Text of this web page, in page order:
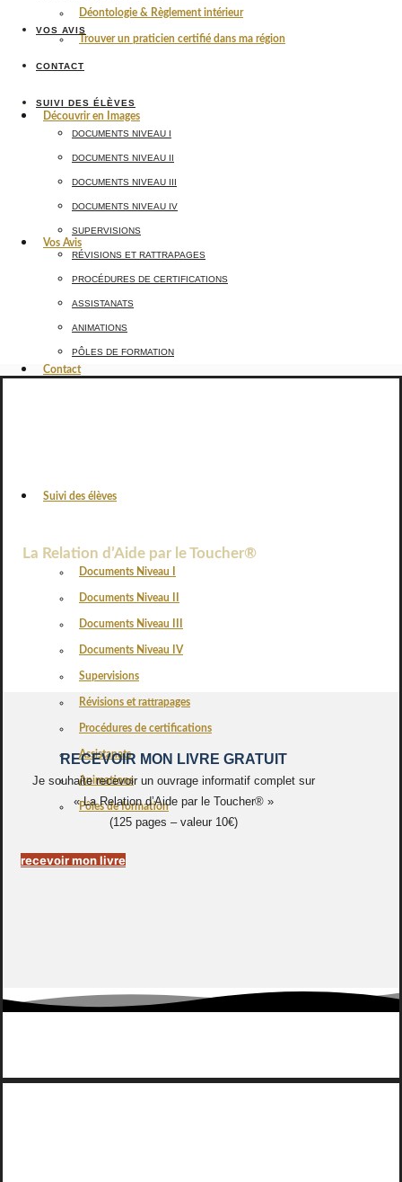
Déontologie & Règlement intérieur
Trouver un praticien certifié dans ma région
Découvrir en Images
Vos Avis
Contact
Suivi des élèves
Documents Niveau I
Documents Niveau II
Documents Niveau III
Documents Niveau IV
Supervisions
Révisions et rattrapages
Procédures de certifications
Assistanats
Animations
Pôles de formation
VOS AVIS
CONTACT
SUIVI DES ÉLÈVES
DOCUMENTS NIVEAU I
DOCUMENTS NIVEAU II
DOCUMENTS NIVEAU III
DOCUMENTS NIVEAU IV
SUPERVISIONS
RÉVISIONS ET RATTRAPAGES
PROCÉDURES DE CERTIFICATIONS
ASSISTANATS
ANIMATIONS
PÔLES DE FORMATION
La Relation d’Aide par le Toucher®
RECEVOIR MON LIVRE GRATUIT
Je souhaite recevoir un ouvrage informatif complet sur
« La Relation d’Aide par le Toucher® »
(125 pages – valeur 10€)
recevoir mon livre